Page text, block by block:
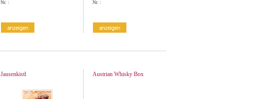
Nr. :
Nr. :
Jausenkistl Austrian Whisky Box